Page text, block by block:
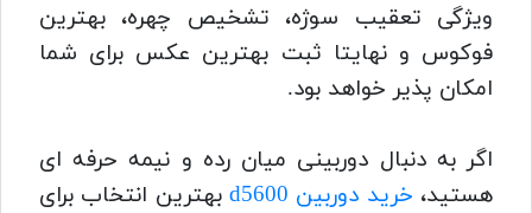
ویژگی تعقیب سوژه، تشخیص چهره، بهترین
فوکوس و نهایتا ثبت بهترین عکس برای شما
امکان پذیر خواهد بود.
اگر به دنبال دوربینی میان رده و نیمه حرفه ای
هستید، خرید دوربین d5600
بهترین انتخاب برای